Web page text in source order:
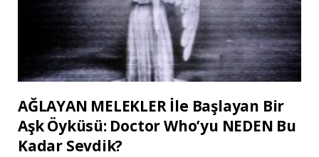
AĞLAYAN MELEKLER İle Başlayan Bir
Aşk Öyküsü: Doctor Who’yu NEDEN Bu
Kadar Sevdik?